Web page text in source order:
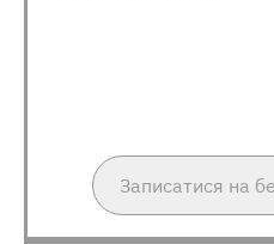
Записатися на